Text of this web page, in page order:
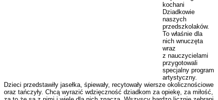
kochani
Dziadkowie
naszych
przedszkolaków.
To właśnie dla
nich wnuczęta
wraz
z nauczycielami
przygotowali
specjalny program
artystyczny.
Dzieci przedstawiły jasełka, śpiewały, recytowały wiersze okolicznościowe
oraz tańczyły. Chcą wyrazić wdzięczność dziadkom za opiekę, za miłość,